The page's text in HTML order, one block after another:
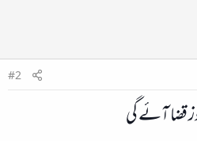
#2
قضا آئے گی